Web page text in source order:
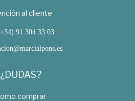
al cliente
91 304 33 03
¿DUDAS?
comprar